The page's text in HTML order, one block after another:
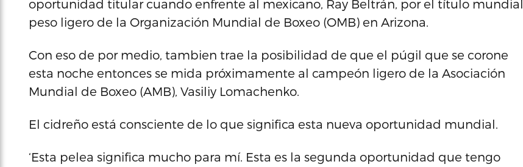
oportunidad titular cuando enfrente al mexicano, Ray Beltrán, por el título mundial
peso ligero de la Organización Mundial de Boxeo (OMB) en Arizona.
Con eso de por medio, tambien trae la posibilidad de que el púgil que se corone
esta noche entonces se mida próximamente al campeón ligero de la Asociación
Mundial de Boxeo (AMB), Vasiliy Lomachenko.
El cidreño está consciente de lo que significa esta nueva oportunidad mundial.
‘Esta pelea significa mucho para mí. Esta es la segunda oportunidad que tengo